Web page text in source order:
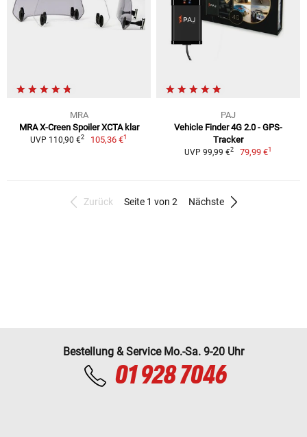
MRA
MRA X-Creen Spoiler XCTA klar
UVP 110,90 €2 105,36 €1
PAJ
Vehicle Finder 4G 2.0 - GPS-
Tracker
UVP 99,99 €2 79,99 €1
Zurück Seite 1 von 2 Nächste
Bestellung & Service Mo.-Sa. 9-20 Uhr
01 928 7046